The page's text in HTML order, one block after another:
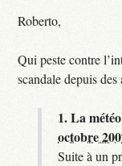
Roberto,
Qui peste contre
scandale depuis des
1.La
octobre
Suite à un